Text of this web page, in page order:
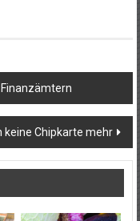
keine Chipkarte mehr